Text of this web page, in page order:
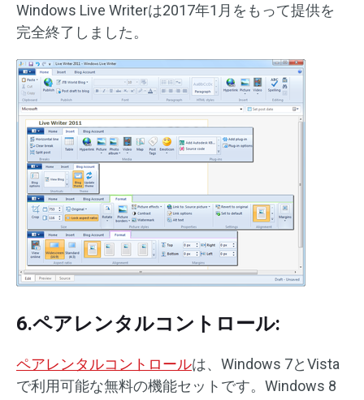
Windows Live Writerは2017年1月をもって提供を
完全終了しました。
6.ペアレンタルコントロール:
ペアレンタルコントロールは、Windows 7とVista
で利用可能な無料の機能セットです。Windows 8